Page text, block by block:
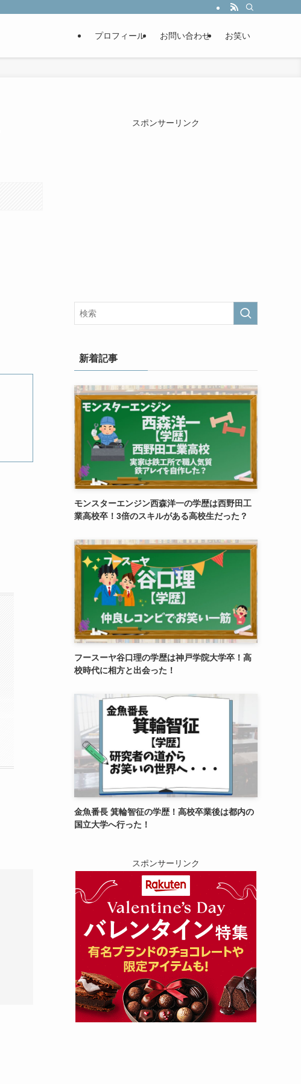
プロフィール お問い合わせ お笑い
スポンサーリンク
新着記事
モンスターエンジン西森洋一の学歴は西野田工
業高校卒！3倍のスキルがある高校生だった？
フースーヤ谷口理の学歴は神戸学院大学卒！高
校時代に相方と出会った！
金魚番長 箕輪智征の学歴！高校卒業後は都内の
国立大学へ行った！
スポンサーリンク